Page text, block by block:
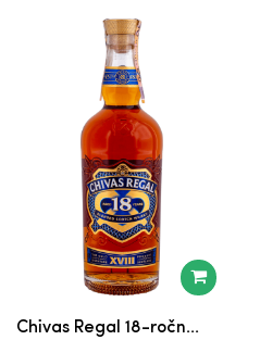
Chivas Regal 18-ročn...